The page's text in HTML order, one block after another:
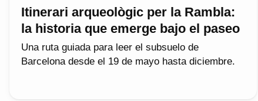
Itinerari arqueològic per la Rambla:
la historia que emerge bajo el paseo
Una ruta guiada para leer el subsuelo de
Barcelona desde el 19 de mayo hasta diciembre.